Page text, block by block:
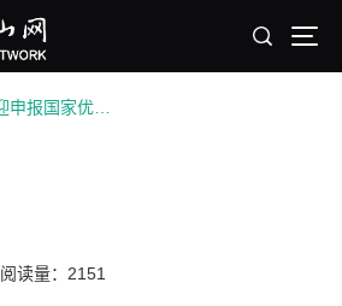
阅读量：2151